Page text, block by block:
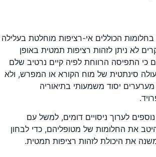
הכוללים אי-רציפות מוחלטת בעלילה
לא ניתן לזהות רציפות תמטית באופן
כי התפיסה הרווחת לפיה קיים נרטיב שלם
סינתטית של מוח הקורא או המפרש, ולא
יסוד משמעותי בתיאוריה
לערוך ניסויים דומים, למשל עם
את החלומות של מטופליהם, כדי לבחון
את היכולת לזהות רציפות תמטית.